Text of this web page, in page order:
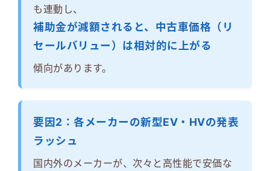
も連動し、
補助金が減額されると、中古車価格（リ
セールバリュー）は相対的に上がる
傾向があります。
要因2：各メーカーの新型EV・HVの発表
ラッシュ
国内外のメーカーが、次々と高性能で安価な